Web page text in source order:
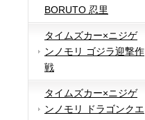
BORUTO 忍里
タイムズカー×ニジゲ
ンノモリ ゴジラ迎撃作
戦
タイムズカー×ニジゲ
ンノモリ ドラゴンクエ